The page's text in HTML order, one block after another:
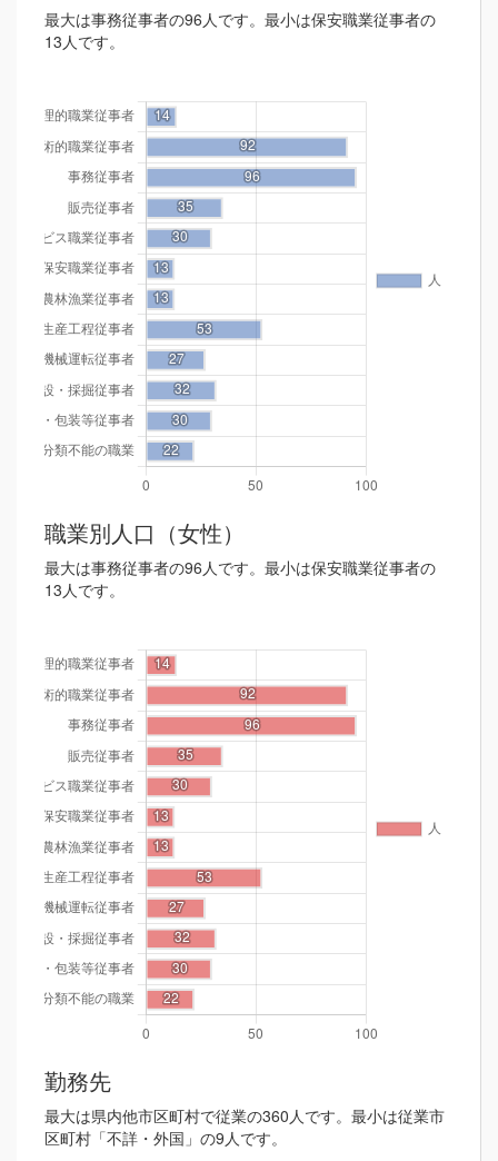
最大は事務従事者の96人です。最小は保安職業従事者の
13人です。
職業別人口（女性）
最大は事務従事者の96人です。最小は保安職業従事者の
13人です。
勤務先
最大は県内他市区町村で従業の360人です。最小は従業市
区町村「不詳・外国」の9人です。